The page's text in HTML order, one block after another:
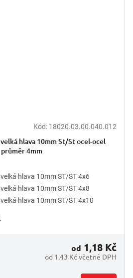
Kód: 18020.03.00.040.012
hlava 10mm St/St ocel-ocel
průměr 4mm
hlava 10mm ST/ST 4x6
hlava 10mm ST/ST 4x8
hlava 10mm ST/ST 4x10
od 1,43 Kč včetně DPH
od 1,18 Kč